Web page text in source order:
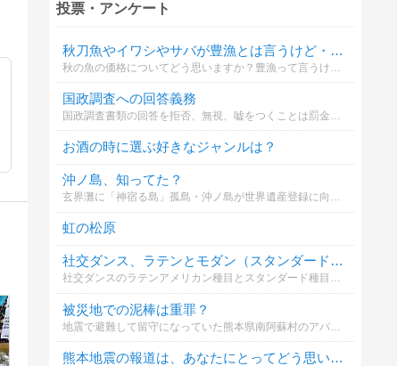
投票・アンケート
秋刀魚やイワシやサバが豊漁とは言うけど・・秋の魚価格に関する投票
国政調査への回答義務
お酒の時に選ぶ好きなジャンルは？
沖ノ島、知ってた？
玄界灘に「神宿る島」孤島・沖ノ島が世界遺産登録に向けた報道がされる前、福岡県宗像市の沖ノ島について知っていましたか？
虹の松原
社交ダンス、ラテンとモダン（スタンダード）どっちが好き。
社交ダンスのラテンアメリカン種目とスタンダード種目（モダン）どっちが好きですか？好きな理由や、個別で好きな種目があれば、コメントお願いします。
被災地での泥棒は重罪？
熊本地震の報道は、あなたにとってどう思いますか？